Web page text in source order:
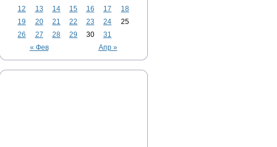
« Фев Апр »
12
13 14 15 16 17
18
19
20 21 22 23 24
25
26
27 28 29 30 31